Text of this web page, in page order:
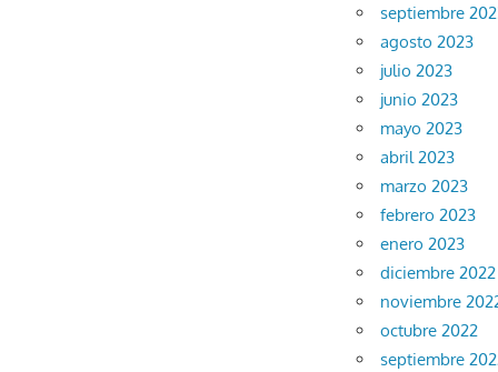
septiembre
agosto 2023
julio 2023
junio 2023
mayo 2023
abril 2023
marzo 2023
febrero 2023
enero 2023
diciembre 2022
noviembre
octubre 2022
septiembre